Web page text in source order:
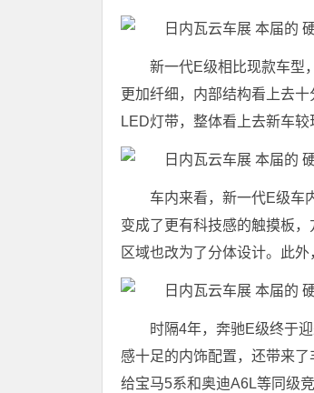
新一代E级相比现款车型
更加纤细，内部结构看上去
LED灯带，整体看上去新车
车内来看，新一代E级车
变成了更有科技感的触摸板
区域也改为了分体设计。此
时隔4年，奔驰E级终于
感十足的内饰配置，还带来
给宝马5系和奥迪A6L等同级